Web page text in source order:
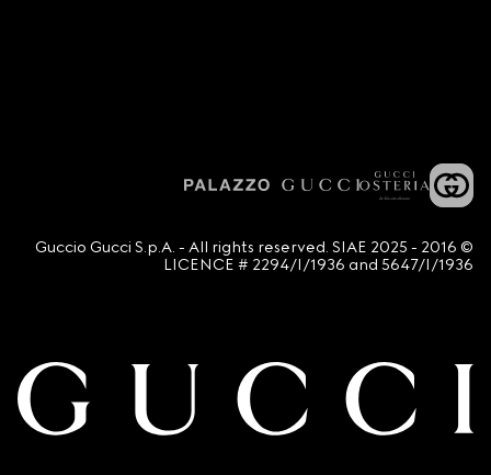
© 2016 - 2025 Guccio Gucci S.p.A. - All rights reserved. SIAE
LICENCE # 2294/I/1936 and 5647/I/1936